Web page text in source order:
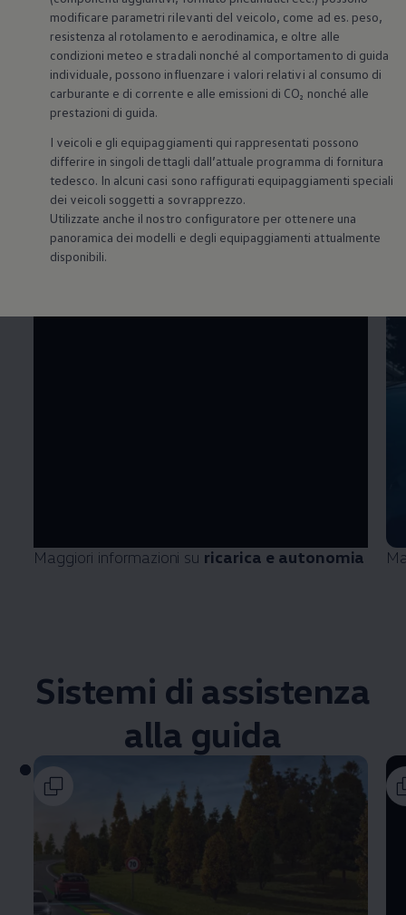
Tecnologia
intelligente e
innovazione
Maggiori informazioni su ricarica e autonomia
Sistemi di assistenza
alla guida
modificare parametri rilevanti del veicolo, come ad es. peso,
resistenza al rotolamento e aerodinamica, e oltre alle
condizioni meteo e stradali nonché al comportamento di guida
individuale, possono influenzare i valori relativi al consumo di
carburante e di corrente e alle emissioni di CO₂ nonché alle
prestazioni di guida.
I veicoli e gli equipaggiamenti qui rappresentati possono
differire in singoli dettagli dall’attuale programma di fornitura
tedesco. In alcuni casi sono raffigurati equipaggiamenti speciali
dei veicoli soggetti a sovrapprezzo.
Utilizzate anche il nostro configuratore per ottenere una
panoramica dei modelli e degli equipaggiamenti attualmente
disponibili.